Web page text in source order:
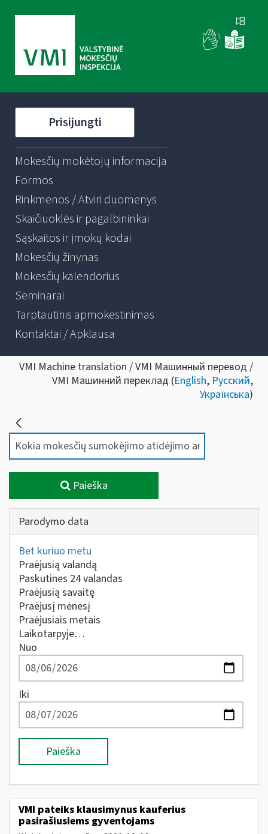
Prisijungti
Mokesčių mokėtojų informacija
Formos
Rinkmenos / Atviri duomenys
Skaičiuoklės ir pagalbininkai
Sąskaitos ir įmokų kodai
Mokesčių žinynas
Mokesčių kalendorius
Seminarai
Tarptautinis apmokestinimas
Kontaktai / Apklausa
VMI Machine translation / VMI Машинный перевод /
VMI Машинний переклад (English, Русский,
Українська)
Paieška
Parodymo data
Bet kuriuo metu
Praėjusią valandą
Paskutines 24 valandas
Praėjusią savaitę
Praėjusį mėnesį
Praėjusiais metais
Laikotarpyje…
Nuo
Iki
Paieška
VMI pateiks klausimynus kauferius
pasirašiusiems gyventojams